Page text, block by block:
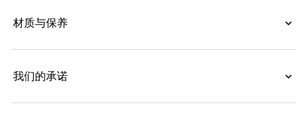
材质与保养
我们的承诺